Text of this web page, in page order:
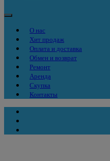
О нас
Хит продаж
Оплата и доставка
Обмен и возврат
Ремонт
Аренда
Скупка
Контакты